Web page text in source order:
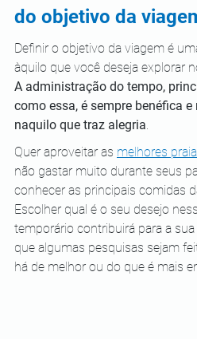
do objetivo da
Definir o objetivo da viagem é
àquilo que você deseja explorar
A administração do tempo,
como essa, é sempre benéfica
naquilo que traz alegria.
Quer aproveitar as melhores
não gastar muito durante seus
conhecer as principais comidas
Escolher qual é o seu desejo
temporário contribuirá para a
que algumas pesquisas sejam
há de melhor ou do que é mais